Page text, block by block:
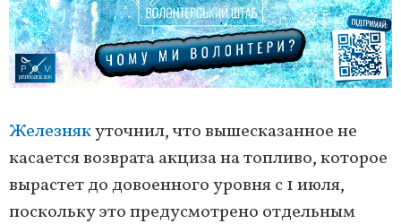
Железнякуточнил, что вышесказанное не
касается возврата акциза на топливо, которое
вырастет до довоенного уровня с 1 июля,
поскольку это предусмотрено отдельным